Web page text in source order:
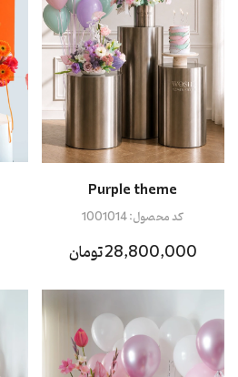
Purple theme
28,800,000 تومان
کد محصول:1001014